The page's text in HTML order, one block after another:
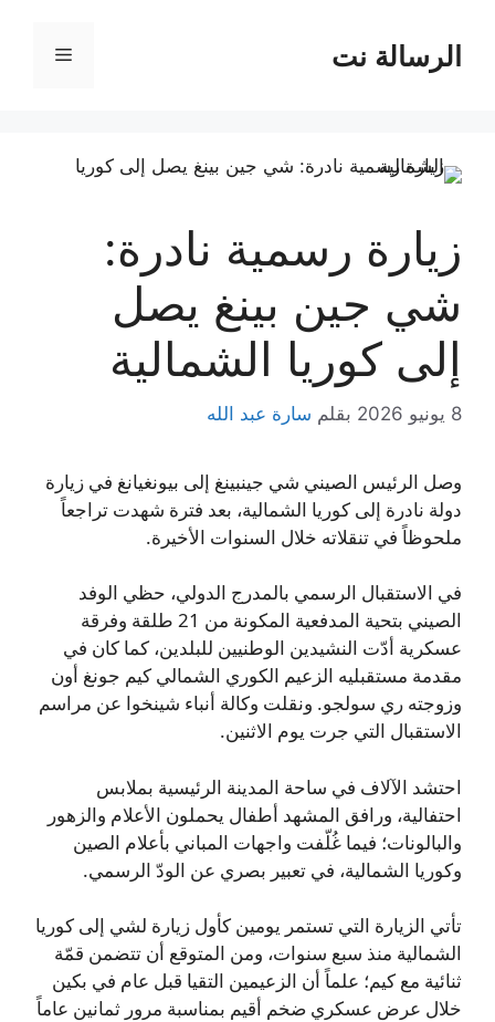
المحتوىالرسالة نت القائمة
زيارة رسمية نادرة:
شي جين بينغ يصل
إلى كوريا الشمالية
8 يونيو 2026 بقلم سارة عبد الله
وصل الرئيس الصيني شي جينبينغ إلى بيونغيانغ في زيارة
دولة نادرة إلى كوريا الشمالية، بعد فترة شهدت تراجعاً
ملحوظاً في تنقلاته خلال السنوات الأخيرة.
في الاستقبال الرسمي بالمدرج الدولي، حظي الوفد
الصيني بتحية المدفعية المكونة من 21 طلقة وفرقة
عسكرية أدّت النشيدين الوطنيين للبلدين، كما كان في
مقدمة مستقبليه الزعيم الكوري الشمالي كيم جونغ أون
وزوجته ري سولجو. ونقلت وكالة أنباء شينخوا عن مراسم
الاستقبال التي جرت يوم الاثنين.
احتشد الآلاف في ساحة المدينة الرئيسية بملابس
احتفالية، ورافق المشهد أطفال يحملون الأعلام والزهور
والبالونات؛ فيما غُلّفت واجهات المباني بأعلام الصين
وكوريا الشمالية، في تعبير بصري عن الودّ الرسمي.
تأتي الزيارة التي تستمر يومين كأول زيارة لشي إلى كوريا
الشمالية منذ سبع سنوات، ومن المتوقع أن تتضمن قمّة
ثنائية مع كيم؛ علماً أن الزعيمين التقيا قبل عام في بكين
خلال عرض عسكري ضخم أقيم بمناسبة مرور ثمانين عاماً